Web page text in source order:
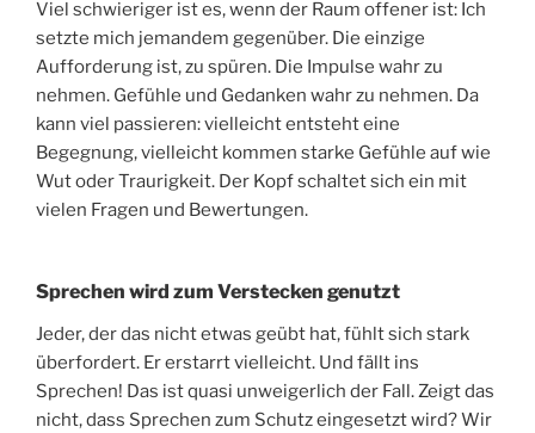
Viel schwieriger ist es, wenn der Raum offener ist: Ich
setzte mich jemandem gegenüber. Die einzige
Aufforderung ist, zu spüren. Die Impulse wahr zu
nehmen. Gefühle und Gedanken wahr zu nehmen. Da
kann viel passieren: vielleicht entsteht eine
Begegnung, vielleicht kommen starke Gefühle auf wie
Wut oder Traurigkeit. Der Kopf schaltet sich ein mit
vielen Fragen und Bewertungen.
Sprechen wird zum Verstecken genutzt
Jeder, der das nicht etwas geübt hat, fühlt sich stark
überfordert. Er erstarrt vielleicht. Und fällt ins
Sprechen! Das ist quasi unweigerlich der Fall. Zeigt das
nicht, dass Sprechen zum Schutz eingesetzt wird? Wir